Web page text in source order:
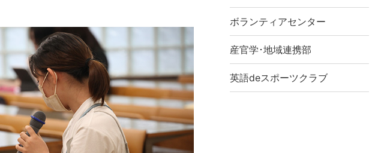
ボランティアセンター
産官学･地域連携部
英語deスポーツクラブ